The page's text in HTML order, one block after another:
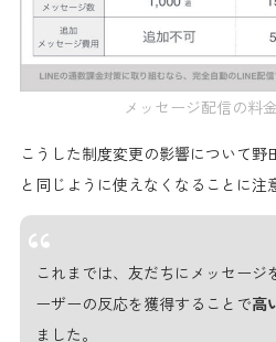
メッセージ配信の料
こうした制度変更の影響について野
と同じように使えなくなることに注
これまでは、友だちにメッセージ
ーザーの反応を獲得することで高
ました。